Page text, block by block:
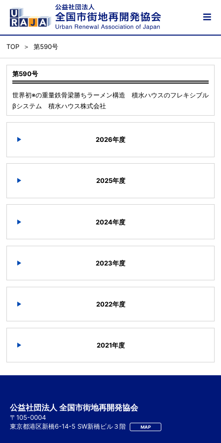
TOP 第590号
第590号
世界初※の重量鉄骨梁勝ちラーメン構造 積水ハウスのフレキシブル
βシステム 積水ハウス株式会社
2026年度
2025年度
2024年度
2023年度
2022年度
2021年度
公益社団法人 全国市街地再開発協会
〒105-0004
東京都港区新橋6-14-5 SW新橋ビル３階
MAP